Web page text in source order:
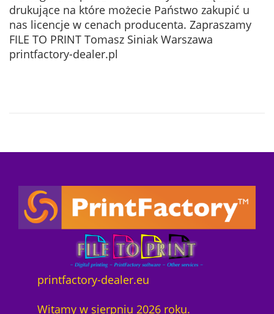
t
e
d
o
4
-
0
5
drukujące na które możecie Państwo zakupić u
nas licencje w cenach producenta. Zapraszamy
FILE TO PRINT Tomasz Siniak Warszawa
printfactory-dealer.pl
printfactory-dealer.eu
Witamy w sierpniu 2026 roku.